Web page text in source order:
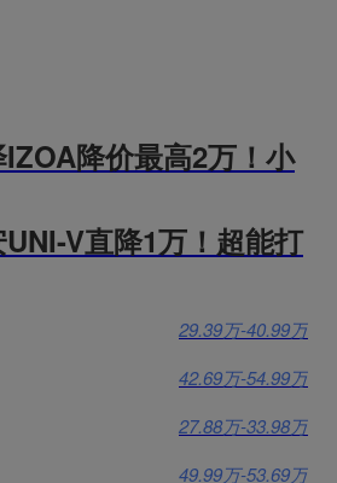
降价最高2万！小
V直降1万！超能打
29.39万-40.99万
42.69万-54.99万
27.88万-33.98万
49.99万-53.69万